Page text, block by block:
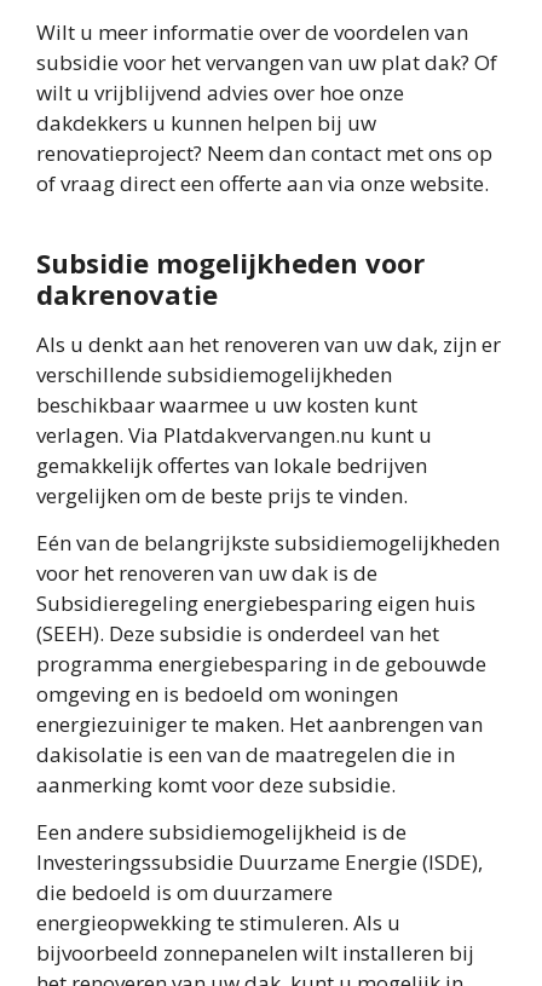
Wilt u meer informatie over de voordelen van
subsidie voor het vervangen van uw plat dak? Of
wilt u vrijblijvend advies over hoe onze
dakdekkers u kunnen helpen bij uw
renovatieproject? Neem dan contact met ons op
of vraag direct een offerte aan via onze website.
Subsidie mogelijkheden voor
dakrenovatie
Als u denkt aan het renoveren van uw dak, zijn er
verschillende subsidiemogelijkheden
beschikbaar waarmee u uw kosten kunt
verlagen. Via Platdakvervangen.nu kunt u
gemakkelijk offertes van lokale bedrijven
vergelijken om de beste prijs te vinden.
Eén van de belangrijkste subsidiemogelijkheden
voor het renoveren van uw dak is de
Subsidieregeling energiebesparing eigen huis
(SEEH). Deze subsidie is onderdeel van het
programma energiebesparing in de gebouwde
omgeving en is bedoeld om woningen
energiezuiniger te maken. Het aanbrengen van
dakisolatie is een van de maatregelen die in
aanmerking komt voor deze subsidie.
Een andere subsidiemogelijkheid is de
Investeringssubsidie Duurzame Energie (ISDE),
die bedoeld is om duurzamere
energieopwekking te stimuleren. Als u
bijvoorbeeld zonnepanelen wilt installeren bij